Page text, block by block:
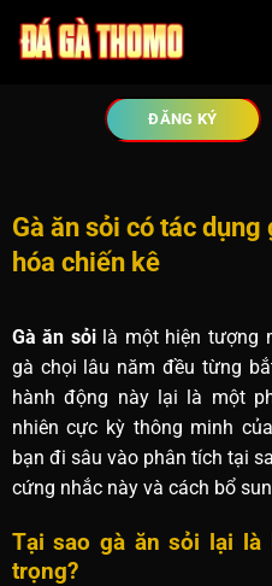
ĐĂNG KÝ
Gà ăn sỏi có tác
hóa chiến kê
Gà ăn sỏilà một hiện tượng
gà chọi lâu năm đều từng
hành động này lại là một
nhiên cực kỳ thông minh
bạn đi sâu vào phân tích tại
cứng nhắc này và cách bổ
Tại sao gà ăn sỏi lại là
trọng?